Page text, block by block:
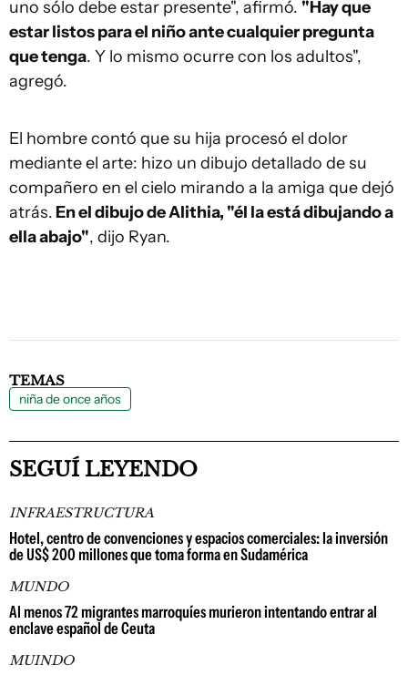
uno sólo debe estar presente", afirmó. "Hay que
estar listos para el niño ante cualquier pregunta
que tenga. Y lo mismo ocurre con los adultos",
agregó.
El hombre contó que su hija procesó el dolor
mediante el arte: hizo un dibujo detallado de su
compañero en el cielo mirando a la amiga que dejó
atrás. En el dibujo de Alithia, "él la está dibujando a
ella abajo", dijo Ryan.
TEMAS
niña de once años
SEGUÍ LEYENDO
INFRAESTRUCTURA
Hotel, centro de convenciones y espacios comerciales: la inversión
de US$ 200 millones que toma forma en Sudamérica
MUNDO
Al menos 72 migrantes marroquíes murieron intentando entrar al
enclave español de Ceuta
MUINDO